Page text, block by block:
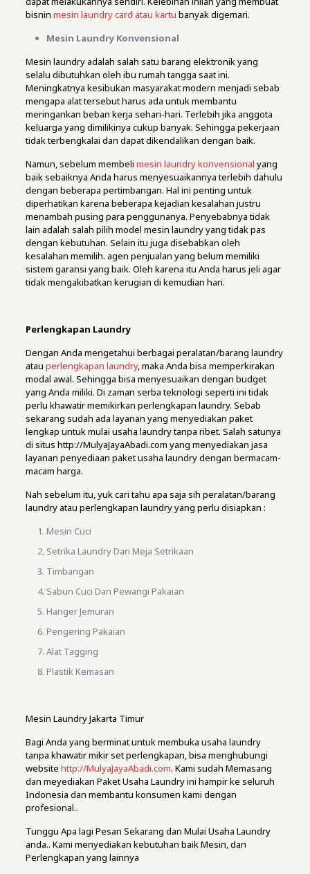
bisnin mesin laundry card atau kartu banyak digemari.
Mesin Laundry Konvensional
Mesin laundry adalah salah satu barang elektronik yang
selalu dibutuhkan oleh ibu rumah tangga saat ini.
Meningkatnya kesibukan masyarakat modern menjadi sebab
mengapa alat tersebut harus ada untuk membantu
meringankan beban kerja sehari-hari. Terlebih jika anggota
keluarga yang dimilikinya cukup banyak. Sehingga pekerjaan
tidak terbengkalai dan dapat dikendalikan dengan baik.
Namun, sebelum membeli mesin laundry konvensional yang
baik sebaiknya Anda harus menyesuaikannya terlebih dahulu
dengan beberapa pertimbangan. Hal ini penting untuk
diperhatikan karena beberapa kejadian kesalahan justru
menambah pusing para penggunanya. Penyebabnya tidak
lain adalah salah pilih model mesin laundry yang tidak pas
dengan kebutuhan. Selain itu juga disebabkan oleh
kesalahan memilih. agen penjualan yang belum memiliki
sistem garansi yang baik. Oleh karena itu Anda harus jeli agar
tidak mengakibatkan kerugian di kemudian hari.
Perlengkapan Laundry
Dengan Anda mengetahui berbagai peralatan/barang laundry
atau perlengkapan laundry, maka Anda bisa memperkirakan
modal awal. Sehingga bisa menyesuaikan dengan budget
yang Anda miliki. Di zaman serba teknologi seperti ini tidak
perlu khawatir memikirkan perlengkapan laundry. Sebab
sekarang sudah ada layanan yang menyediakan paket
lengkap untuk mulai usaha laundry tanpa ribet. Salah satunya
di situs http://MulyaJayaAbadi.com yang menyediakan jasa
layanan penyediaan paket usaha laundry dengan bermacam-
macam harga.
Nah sebelum itu, yuk cari tahu apa saja sih peralatan/barang
laundry atau perlengkapan laundry yang perlu disiapkan :
Mesin Cuci
Setrika Laundry Dan Meja Setrikaan
Timbangan
Sabun Cuci Dan Pewangi Pakaian
Hanger Jemuran
Pengering Pakaian
Alat Tagging
Plastik Kemasan
Mesin Laundry Jakarta Timur
Bagi Anda yang berminat untuk membuka usaha laundry
tanpa khawatir mikir set perlengkapan, bisa menghubungi
website http://MulyaJayaAbadi.com. Kami sudah Memasang
dan meyediakan Paket Usaha Laundry ini hampir ke seluruh
Indonesia dan membantu konsumen kami dengan
profesional..
Tunggu Apa lagi Pesan Sekarang dan Mulai Usaha Laundry
anda.. Kami menyediakan kebutuhan baik Mesin, dan
Perlengkapan yang lainnya